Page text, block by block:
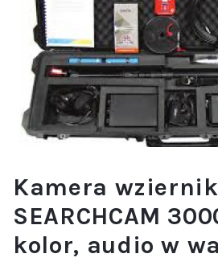
Kamera
SEARCHCAM
kolor, audio w